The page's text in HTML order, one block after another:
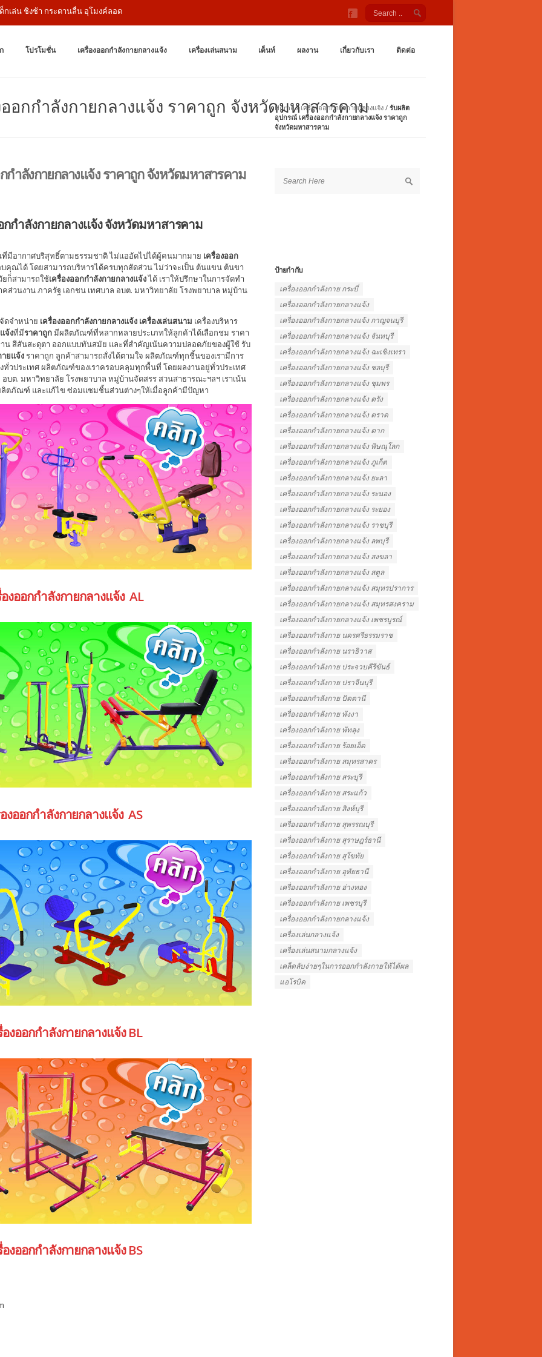
งช้า กระดานลื่น อุโมงค์ลอด
เครื่องออกกำลังกายกลางแจ้ง สนามเด็กเล่น ชิงช้า กระดานลื่น อุโมงค์ลอด เ
ผู้ผลิตเครื่องออกกำลังกายกลางเเจ้ง ราคาถูกจากโรงงาน สนามเด็กเล่น กระดานลื่น สไลเดอร์ ชิง
โปรโมชั่น เครื่องออกกำลังกายกลางแจ้ง เครื่องเล่นสนาม เต็นท์ ผลงาน เกี่ยวกับเรา ติดต่อ
อกกำลังกายกลางแจ้ง ราคาถูก จังหวัดมหาสารคาม
Home/ เครื่องออกกำลังกายกลางแจ้ง / รับผลิต
อุปกรณ์ เครื่องออกกำลังกายกลางแจ้ง ราคาถูก
จังหวัดมหาสารคาม
ำลังกายกลางแจ้ง ราคาถูก จังหวัดมหาสารคาม
กกำลังกายกลางแจ้ง จังหวัดมหาสารคาม
ที่มีอากาศบริสุทธิ์ตามธรรมชาติ ไม่แออัดไปได้ผู้คนมากมาย เครื่องออก
คุณได้ โดยสามารถบริหารได้ครบทุกสัดส่วน ไม่ว่าจะเป็น ต้นแขน ต้นขา
ยก็สามารถใช้เครื่องออกกำลังกายกลางแจ้งได้ เราให้ปรึกษาในการจัดทำ
ส่วนงาน ภาครัฐ เอกชน เทศบาล อบต. มหาวิทยาลัย โรงพยาบาล หมู่บ้าน
ดจำหน่าย เครื่องออกกำลังกายกลางแจ้ง เครื่องเล่นสนาม เครื่องบริหาร
จ้งที่มีราคาถูกมีผลิตภัณฑ์ที่หลากหลายประเภทให้ลูกค้าได้เลือกชม ราคา
น สีสันสะดุตา ออกแบบทันสมัย และที่สำคัญเน้นความปลอดภัยของผู้ใช้ รับ
ยแจ้งราคาถูก ลูกค้าสามารถสั่งได้ตามใจ ผลิตภัณฑ์ทุกชิ้นของเรามีการ
วประเทศ ผลิตภัณฑ์ของเราครอบคลุมทุกพื้นที่ โดยผลงานอยู่ทั่วประเทศ
อบต. มหาวิทยาลัย โรงพยาบาล หมู่บ้านจัดสรร สวนสาธารณะฯลฯ เราเน้น
ตภัณฑ์ และแก้ไข ซ่อมแซมชิ้นส่วนต่างๆให้เมื่อลูกค้ามีปัญหา
งออกกำลังกายกลางแจ้ง AL
งออกกำลังกายกลางแจ้ง AS
องออกกำลังกายกลางแจ้ง BL
องออกกำลังกายกลางแจ้ง BS
ป้ายกำกับ
เครื่องออกกำลังกาย กระบี่
เครื่องออกกำลังกายกลางแจ้ง
เครื่องออกกำลังกายกลางแจ้ง กาญจนบุรี
เครื่องออกกำลังกายกลางแจ้ง จันทบุรี
เครื่องออกกำลังกายกลางแจ้ง ฉะเชิงเทรา
เครื่องออกกำลังกายกลางแจ้ง ชลบุรี
เครื่องออกกำลังกายกลางแจ้ง ชุมพร
เครื่องออกกำลังกายกลางแจ้ง ตรัง
เครื่องออกกำลังกายกลางแจ้ง ตราด
เครื่องออกกำลังกายกลางแจ้ง ตาก
เครื่องออกกำลังกายกลางแจ้ง พิษณุโลก
เครื่องออกกำลังกายกลางแจ้ง ภูเก็ต
เครื่องออกกำลังกายกลางแจ้ง ยะลา
เครื่องออกกำลังกายกลางแจ้ง ระนอง
เครื่องออกกำลังกายกลางแจ้ง ระยอง
เครื่องออกกำลังกายกลางแจ้ง ราชบุรี
เครื่องออกกำลังกายกลางแจ้ง ลพบุรี
เครื่องออกกำลังกายกลางแจ้ง สงขลา
เครื่องออกกำลังกายกลางแจ้ง สตูล
เครื่องออกกำลังกายกลางแจ้ง สมุทรปราการ
เครื่องออกกำลังกายกลางแจ้ง สมุทรสงคราม
เครื่องออกกำลังกายกลางแจ้ง เพชรบูรณ์
เครื่องออกกำลังกาย นครศรีธรรมราช
เครื่องออกกำลังกาย นราธิวาส
เครื่องออกกำลังกาย ประจวบคีรีขันธ์
เครื่องออกกำลังกาย ปราจีนบุรี
เครื่องออกกำลังกาย ปัตตานี
เครื่องออกกำลังกาย พังงา
เครื่องออกกำลังกาย พัทลุง
เครื่องออกกำลังกาย ร้อยเอ็ด
เครื่องออกกำลังกาย สมุทรสาคร
เครื่องออกกำลังกาย สระบุรี
เครื่องออกกำลังกาย สระแก้ว
เครื่องออกกำลังกาย สิงห์บุรี
เครื่องออกกำลังกาย สุพรรณบุรี
เครื่องออกกำลังกาย สุราษฎร์ธานี
เครื่องออกกำลังกาย สุโขทัย
เครื่องออกกำลังกาย อุทัยธานี
เครื่องออกกำลังกาย อ่างทอง
เครื่องออกกำลังกาย เพชรบุรี
เครื่องออกกําลังกายกลางแจ้ง
เครื่องเล่นกลางแจ้ง
เครื่องเล่นสนามกลางแจ้ง
เคล็ดลับง่ายๆในการออกกำลังกายให้ได้ผล
แอโรบิค